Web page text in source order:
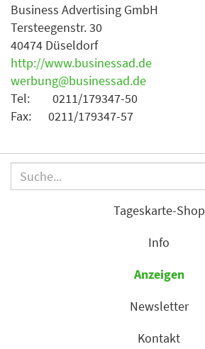
Business Advertising GmbH
Tersteegenstr. 30
40474 Düseldorf
http://www.businessad.de
werbung@businessad.de
Tel: 0211/179347-50
Fax: 0211/179347-57
Tageskarte-Shop
Info
Anzeigen
Newsletter
Kontakt